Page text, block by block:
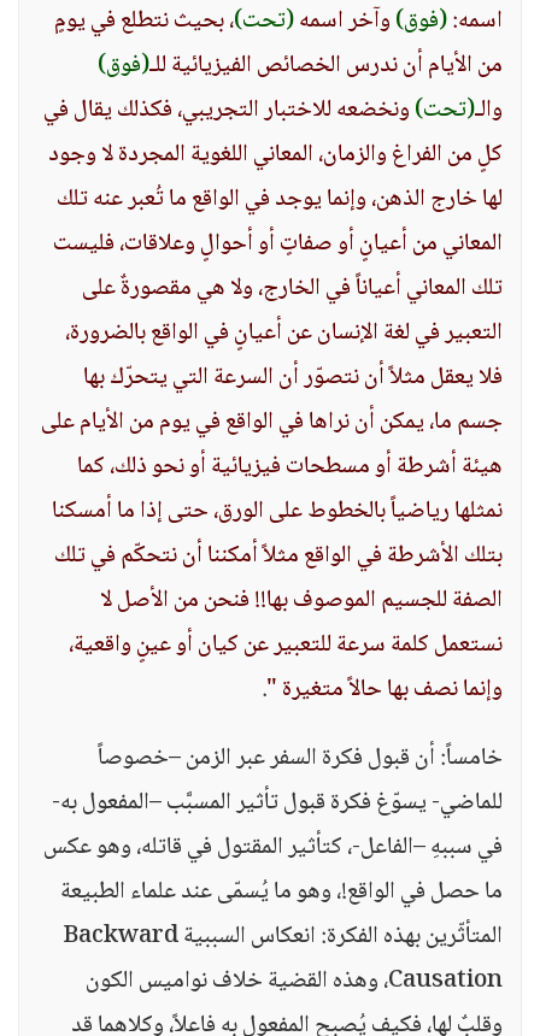
اسمه:(فوق)وآخر اسمه(تحت)، بحيث نتطلع في يومٍ
من الأيام أن ندرس الخصائص الفيزيائية للـ(فوق)
والـ(تحت)ونخضعه للاختبار التجريبي، فكذلك يقال في
كلٍ من الفراغ والزمان، المعاني اللغوية المجردة لا وجود
لها خارج الذهن، وإنما يوجد في الواقع ما تُعبر عنه تلك
المعاني من أعيانٍ أو صفاتٍ أو أحوالٍ وعلاقات، فليست
تلك المعاني أعياناً في الخارج، ولا هي مقصورةٌ على
التعبير في لغة الإنسان عن أعيانٍ في الواقع بالضرورة،
فلا يعقل مثلاً أن نتصوّر أن السرعة التي يتحرّك بها
جسم ما، يمكن أن نراها في الواقع في يوم من الأيام على
هيئة أشرطة أو مسطحات فيزيائية أو نحو ذلك، كما
نمثلها رياضياً بالخطوط على الورق، حتى إذا ما أمسكنا
بتلك الأشرطة في الواقع مثلاً أمكننا أن نتحكّم في تلك
الصفة للجسيم الموصوف بها!! فنحن من الأصل لا
نستعمل كلمة سرعة للتعبير عن كيان أو عينٍ واقعية،
وإنما نصف بها حالاً متغيرة ".
خامساً: أن قبول فكرة السفر عبر الزمن –خصوصاً
للماضي- يسوّغ فكرة قبول تأثير المسبَّب –المفعول به-
في سببهِ –الفاعل-، كتأثير المقتول في قاتله، وهو عكس
ما حصل في الواقع!، وهو ما يُسمّى عند علماء الطبيعة
المتأثّرين بهذه الفكرة: انعكاس السببية Backward
Causation، وهذه القضية خلاف نواميس الكون
وقلبٌ لها، فكيف يُصبح المفعول به فاعلاً، وكلاهما قد